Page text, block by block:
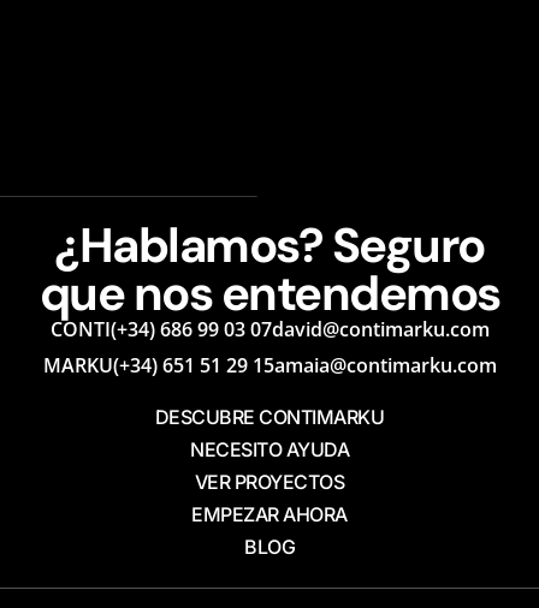
¿Hablamos? Seguro
que nos entendemos
CONTI(+34) 686 99 03 07david@contimarku.com
MARKU(+34) 651 51 29 15amaia@contimarku.com
DESCUBRE CONTIMARKU
NECESITO AYUDA
VER PROYECTOS
EMPEZAR AHORA
BLOG